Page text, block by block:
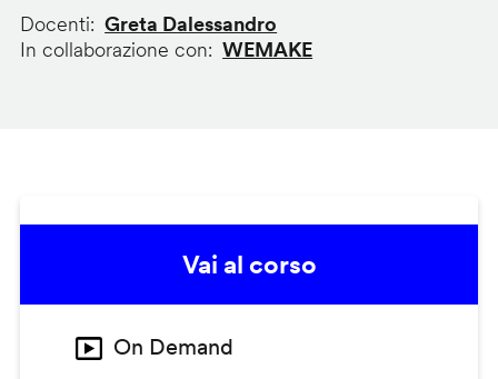
Docenti
Greta Dalessandro
In collaborazione con
WEMAKE
Vai al corso
On Demand